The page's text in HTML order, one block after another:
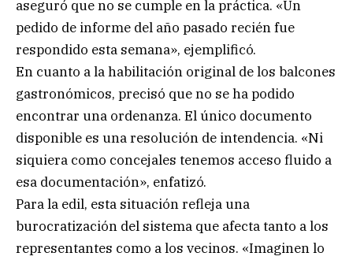
aseguró que no se cumple en la práctica. «Un
pedido de informe del año pasado recién fue
respondido esta semana», ejemplificó.
En cuanto a la habilitación original de los balcones
gastronómicos, precisó que no se ha podido
encontrar una ordenanza. El único documento
disponible es una resolución de intendencia. «Ni
siquiera como concejales tenemos acceso fluido a
esa documentación», enfatizó.
Para la edil, esta situación refleja una
burocratización del sistema que afecta tanto a los
representantes como a los vecinos. «Imaginen lo